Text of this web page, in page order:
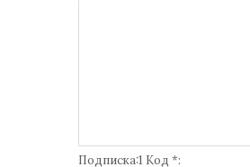
Подписка:1 Код *: